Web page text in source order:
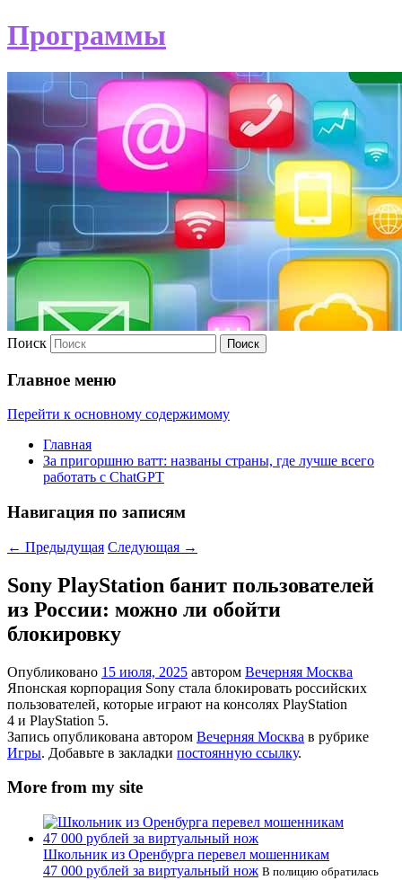
Программы
Поиск
Главное меню
Перейти к основному содержимому
Главная
За пригоршню ватт: названы страны, где лучше всего
работать с ChatGPT
Навигация по записям
← Предыдущая Следующая →
Sony PlayStation банит пользователей
из России: можно ли обойти
блокировку
Опубликовано 15 июля, 2025 автором Вечерняя Москва
Японская корпорация Sony стала блокировать российских
пользователей, которые играют на консолях PlayStation
4 и PlayStation 5.
Запись опубликована автором Вечерняя Москва в рубрике
Игры. Добавьте в закладки постоянную ссылку.
More from my site
Школьник из Оренбурга перевел мошенникам
47 000 рублей за виртуальный нож В полицию обратилась